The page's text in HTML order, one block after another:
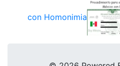
con Homonimia